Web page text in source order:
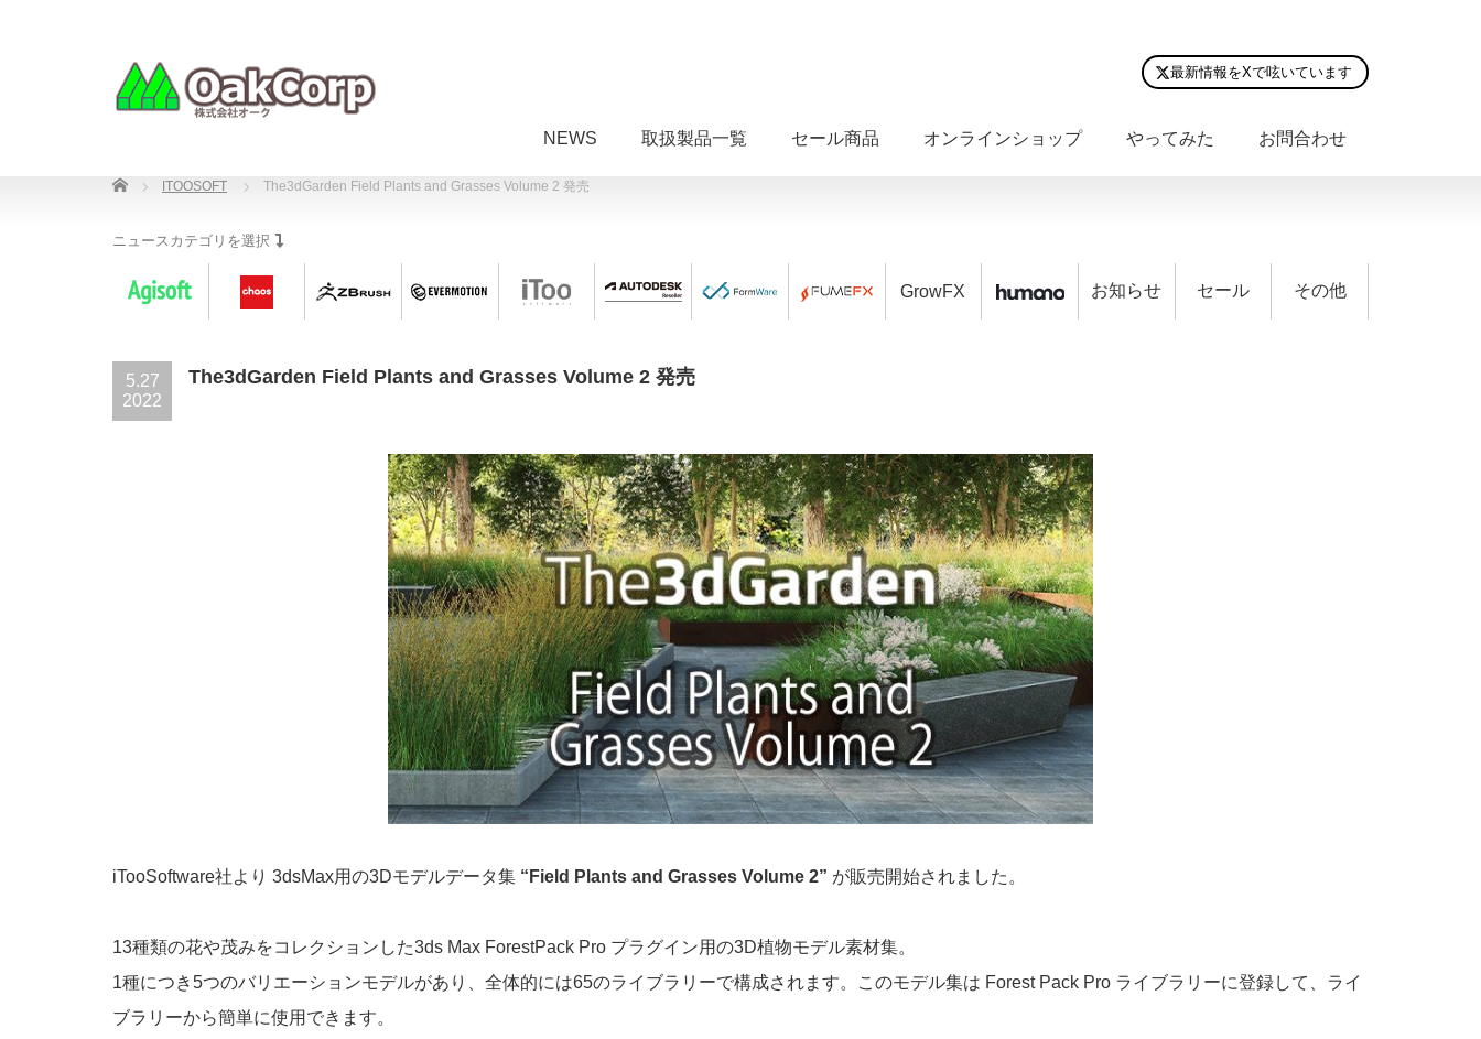
最新情報をXで呟いています
NEWS 取扱製品一覧 セール商品 オンラインショップ やってみた お問合わせ
Home ITOOSOFT The3dGarden Field Plants and Grasses Volume 2 発売
ニュースカテゴリを選択
GrowFX お知らせ セール その他
5.27
2022
The3dGarden Field Plants and Grasses Volume 2 発売
iTooSoftware社より 3dsMax用の3Dモデルデータ集 “Field Plants and Grasses Volume 2” が販売開始されました。
13種類の花や茂みをコレクションした3ds Max ForestPack Pro プラグイン用の3D植物モデル素材集。
1種につき5つのバリエーションモデルがあり、全体的には65のライブラリーで構成されます。このモデル集は Forest Pack Pro ライブラリーに登録して、ライ
ブラリーから簡単に使用できます。